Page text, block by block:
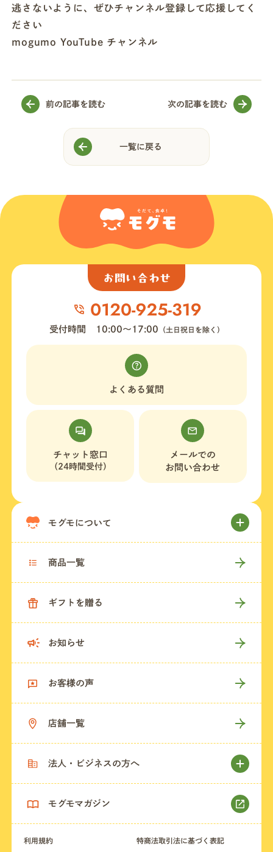
逃さないように、ぜひチャンネル登録して応援してく
ださい
mogumo YouTube チャンネル
前の記事を読む
一覧に戻る
次の記事を読む
お問い合わせ
受付時間 10:00〜17:00 （土日祝日を除く）
よくある質問
チャット窓口
（24時間受付）
メールでの
お問い合わせ
モグモについて
商品一覧
ギフトを贈る
お知らせ
お客様の声
店舗一覧
法人・ビジネスの方へ
モグモマガジン
利用規約 特商法取引法に基づく表記